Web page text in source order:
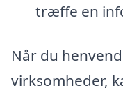
træffe en
Når du
virksomheder,